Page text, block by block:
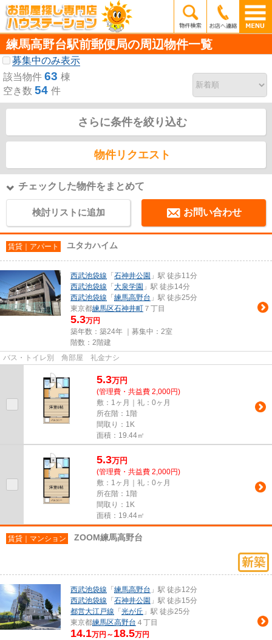
練馬高野台駅前郵便局の周辺物件一覧
募集中のみ表示
該当物件 63 棟
空き数 54 件
さらに条件を絞り込む
物件リクエスト
チェックした物件をまとめて
検討リストに追加 お問い合わせ
賃貸｜アパート ユタカハイム
西武池袋線 「 石神井公園 」駅 徒歩11分
西武池袋線 「 大泉学園 」駅 徒歩14分
西武池袋線 「 練馬高野台 」駅 徒歩25分
東京都練馬区石神井町 ７丁目
5.3万円
築年数：築24年 ｜募集中： 2室
階数：2階建
バス・トイレ別 角部屋 礼金ナシ
5.3万円
(管理費・共益費 2,000円)
敷：1ヶ月｜礼：0ヶ月
所在階：1階
間取り：1K
面積：19.44㎡
5.3万円
(管理費・共益費 2,000円)
敷：1ヶ月｜礼：0ヶ月
所在階：1階
間取り：1K
面積：19.44㎡
賃貸｜マンション ZOOM練馬高野台
西武池袋線 「 練馬高野台 」駅 徒歩12分
西武池袋線 「 石神井公園 」駅 徒歩15分
都営大江戸線 「 光が丘 」駅 徒歩25分
東京都練馬区高野台 ４丁目
14.1万円～ 18.5万円